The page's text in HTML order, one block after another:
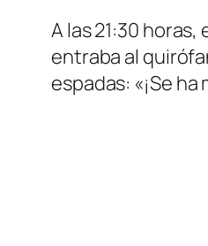
A las 21:30
entraba al
espadas: «¡Se